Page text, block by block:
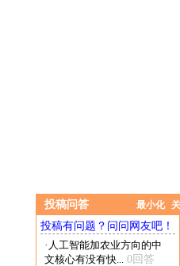
投稿问答 最小化
投稿有问题？问问网友吧！
· 人工智能加农业方向的中
文核心有没有快... 0回答